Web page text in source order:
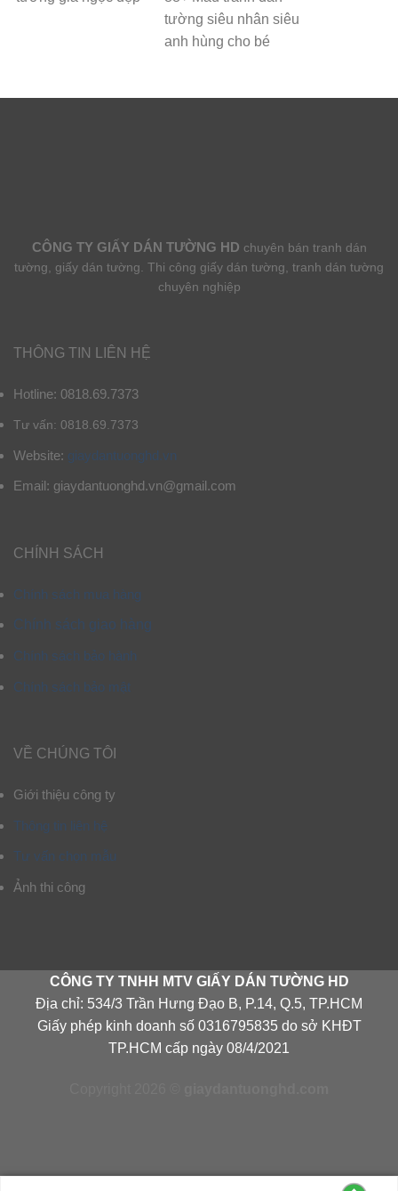
tường siêu nhân siêu
anh hùng cho bé
CÔNG TY GIẤY DÁN TƯỜNG HD chuyên bán tranh dán
tường, giấy dán tường. Thi công giấy dán tường, tranh dán tường
chuyên nghiệp
THÔNG TIN LIÊN HỆ
Hotline: 0818.69.7373
Tư vấn: 0818.69.7373
Website: giaydantuonghd.vn
Email: giaydantuonghd.vn@gmail.com
CHÍNH SÁCH
Chính sách mua hàng
Chính sách giao hàng
Chính sách bảo hành
Chính sách bảo mật
VỀ CHÚNG TÔI
Giới thiệu công ty
Thông tin liên hệ
Tư vấn chọn mẫu
Ảnh thi công
CÔNG TY TNHH MTV GIẤY DÁN TƯỜNG HD
Địa chỉ: 534/3 Trần Hưng Đạo B, P.14, Q.5, TP.HCM
Giấy phép kinh doanh số 0316795835 do sở KHĐT
TP.HCM cấp ngày 08/4/2021